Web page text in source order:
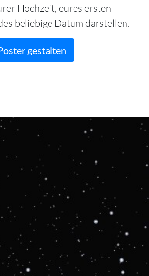
Hochzeit, eures ersten
beliebige Datum darstellen.
gestalten